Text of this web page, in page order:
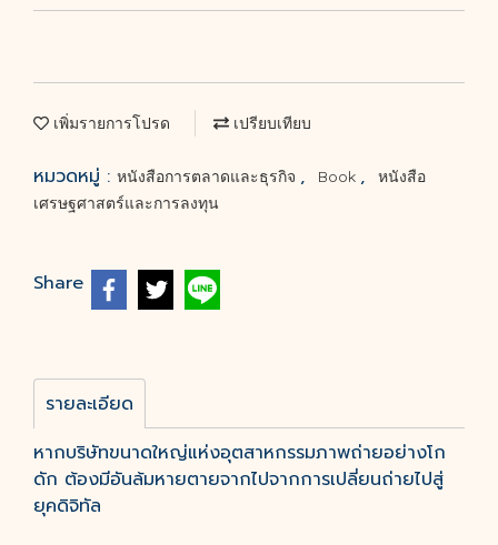
เพิ่มรายการโปรด เปรียบเทียบ
หมวดหมู่ : หนังสือการตลาดและธุรกิจ , Book ,
หนังสือ
เศรษฐศาสตร์และการลงทุน
Share
รายละเอียด
หากบริษัทขนาดใหญ่แห่งอุตสาหกรรมภาพถ่ายอย่างโก
ดัก ต้องมีอันล้มหายตายจากไปจากการเปลี่ยนถ่ายไปสู่
ยุคดิจิทัล